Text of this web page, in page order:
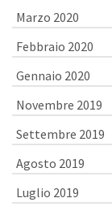
Marzo 2020
Febbraio 2020
Gennaio 2020
Novembre 2019
Settembre 2019
Agosto 2019
Luglio 2019